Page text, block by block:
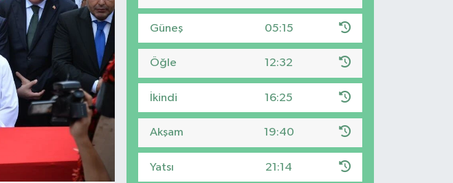
Güneş 05:15
Öğle 12:32
İkindi 16:25
Akşam 19:40
Yatsı 21:14